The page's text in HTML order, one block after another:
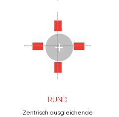
RUND
Zentrisch ausgleichende